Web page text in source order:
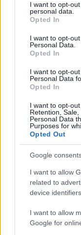
I want to opt-
personal data.
Opted In
I want to opt-
Personal Data.
Opted In
I want to opt-
Personal Data
Opted In
I want to opt-
Retention,
Personal Data
Purposes for
Opted Out
Google
I want to allow
related to
device
I want to allow
Google for
dire che non
commessi da
controllo che a
matrice
sostanzia
caso, il
inquietante? No,
aggrediti,
l’esecuzione di
New York…)
ti insultano in
dici che in
per un black
sta la tragedia
istituzioni e della